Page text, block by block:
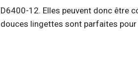
12. Elles peuvent donc être
lingettes sont parfaites